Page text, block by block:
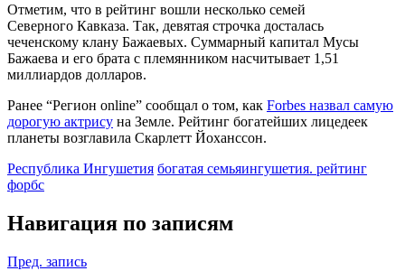
Отметим, что в рейтинг вошли несколько семей
Северного Кавказа. Так, девятая строчка досталась
чеченскому клану Бажаевых. Суммарный капитал Мусы
Бажаева и его брата с племянником насчитывает 1,51
миллиардов долларов.
Ранее “Регион online” сообщал о том, как Forbes назвал самую
дорогую актрису на Земле. Рейтинг богатейших лицедеек
планеты возглавила Скарлетт Йоханссон.
Республика Ингушетия богатая семьяингушетия. рейтинг
форбс
Навигация по записям
Пред. запись